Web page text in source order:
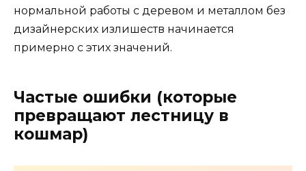
нормальной работы с деревом и металлом без
дизайнерских излишеств начинается
примерно с этих значений.
Частые ошибки (которые
превращают лестницу в
кошмар)